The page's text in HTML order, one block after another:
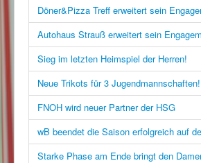
Döner&Pizza Treff erweitert sein
Autohaus Strauß erweitert sein
Sieg im letzten Heimspiel der Herren!
Neue Trikots für 3 Jugendmannschaften!
FNOH wird neuer Partner der HSG
wB beendet die Saison erfolgreich auf
Starke Phase am Ende bringt den